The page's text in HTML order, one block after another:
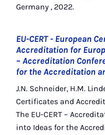
Germany , 2022.
EU-CERT - European
Accreditation for
– Accreditation
for the Accreditation
J.N. Schneider, H.M.
Certificates and
The EU-CERT –
into Ideas for the